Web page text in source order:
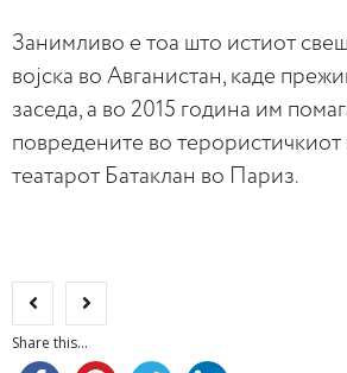
Занимливо е тоа што истиот
војска во Авганистан, каде
заседа, а во 2015 година им
повредените во терористичкиот
театарот Батаклан во Париз.
Share this...